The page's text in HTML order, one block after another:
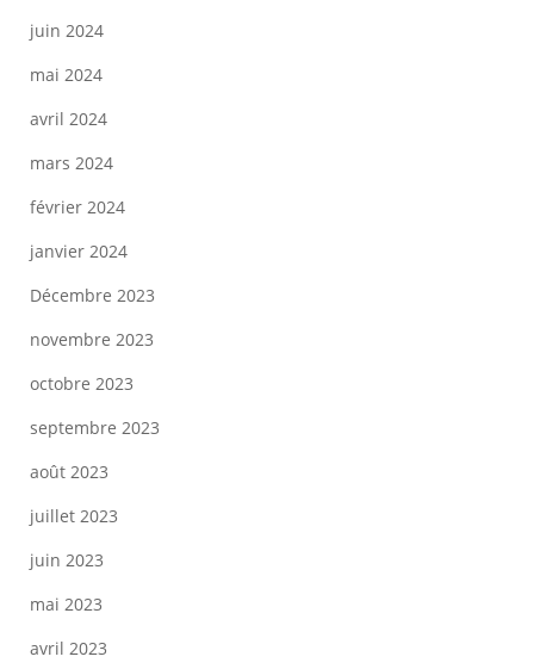
juin 2024
mai 2024
avril 2024
mars 2024
février 2024
janvier 2024
Décembre 2023
novembre 2023
octobre 2023
septembre 2023
août 2023
juillet 2023
juin 2023
mai 2023
avril 2023